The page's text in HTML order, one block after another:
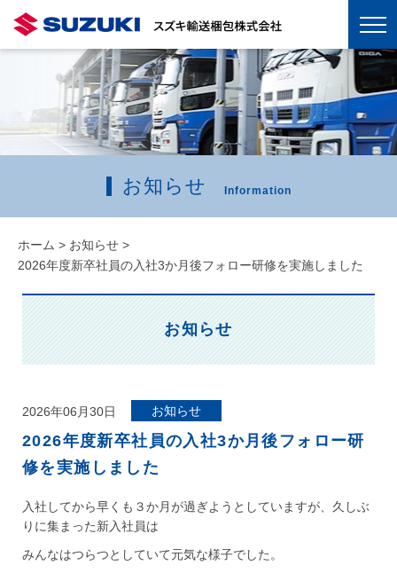
お知らせ Information
ホーム > お知らせ >
2026年度新卒社員の入社3か月後フォロー研修を実施しました
お知らせ
お知らせ
2026年06月30日
2026年度新卒社員の入社3か月後フォロー研
修を実施しました
入社してから早くも３か月が過ぎようとしていますが、久しぶ
りに集まった新入社員は
みんなはつらつとしていて元気な様子でした。